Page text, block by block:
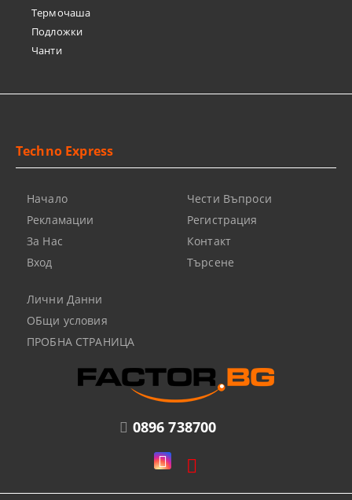
Термочашa
Подложки
Чанти
0896 738700
Techno Express
Начало
Рекламации
За Нас
Вход
Чести Въпроси
Регистрация
Контакт
Търсене
Лични Данни
ОБщи условия
ПРОБНА СТРАНИЦА